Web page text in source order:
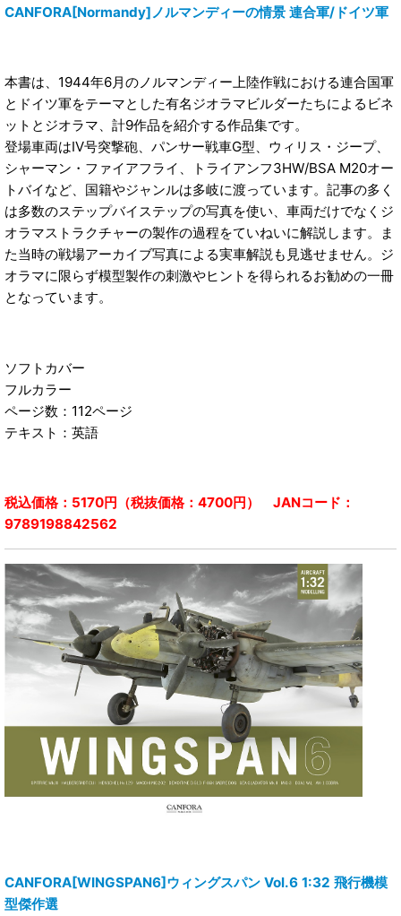
CANFORA[Normandy]ノルマンディーの情景 連合軍/ドイツ軍
本書は、1944年6月のノルマンディー上陸作戦における連合国軍
とドイツ軍をテーマとした有名ジオラマビルダーたちによるビネ
ットとジオラマ、計9作品を紹介する作品集です。
登場車両はIV号突撃砲、パンサー戦車G型、ウィリス・ジープ、
シャーマン・ファイアフライ、トライアンフ3HW/BSA M20オー
トバイなど、国籍やジャンルは多岐に渡っています。記事の多く
は多数のステップバイステップの写真を使い、車両だけでなくジ
オラマストラクチャーの製作の過程をていねいに解説します。ま
た当時の戦場アーカイブ写真による実車解説も見逃せません。ジ
オラマに限らず模型製作の刺激やヒントを得られるお勧めの一冊
となっています。
ソフトカバー
フルカラー
ページ数：112ページ
テキスト：英語
税込価格：5170円（税抜価格：4700円） JANコード：
9789198842562
CANFORA[WINGSPAN6]ウィングスパン Vol.6 1:32 飛行機模
型傑作選